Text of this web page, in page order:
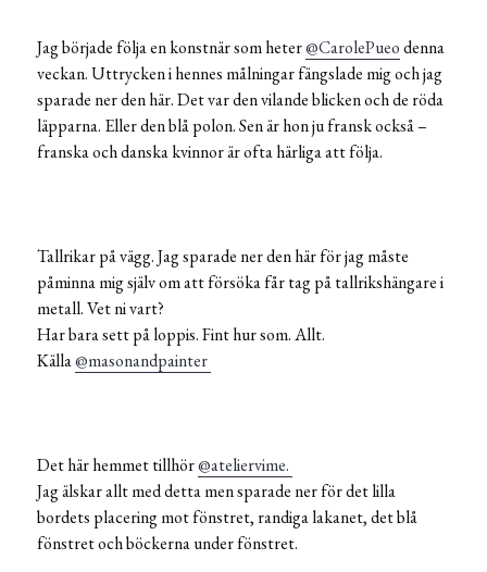
Jag började följa en konstnär som heter@CarolePueodenna
veckan. Uttrycken i hennes målningar fängslade mig och jag
sparade ner den här. Det var den vilande blicken och de röda
läpparna. Eller den blå polon. Sen är hon ju fransk också –
franska och danska kvinnor är ofta härliga att följa.
Tallrikar på vägg. Jag sparade ner den här för jag måste
påminna mig själv om att försöka får tag på tallrikshängare i
metall. Vet ni vart?
Har bara sett på loppis. Fint hur som. Allt.
Källa@masonandpainter
Det här hemmet tillhör@ateliervime.
Jag älskar allt med detta men sparade ner för det lilla
bordets placering mot fönstret, randiga lakanet, det blå
fönstret och böckerna under fönstret.